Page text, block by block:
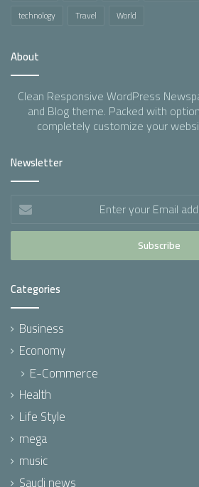
technology
Travel World
About
Clean Responsive WordPress
and Blog theme. Packed with
completely customize your
Newsletter
Enter
your
Email
Categories
Business
Economy
E-Commerce
Health
Life Style
mega
music
Saudi news